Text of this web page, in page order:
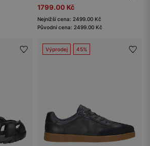
1799.00 Kč
Nejnižší cena: 2499.00 Kč
Původní cena: 2499.00 Kč
Výprodej 45%